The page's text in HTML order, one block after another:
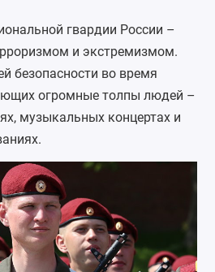
гвардии России –
и экстремизмом.
безопасности во время
огромные толпы людей –
музыкальных концертах и